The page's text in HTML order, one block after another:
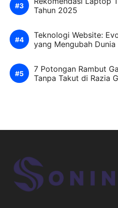
Tahun 2025
Teknologi Website:
yang Mengubah
7 Potongan Rambut
Tanpa Takut di Razia